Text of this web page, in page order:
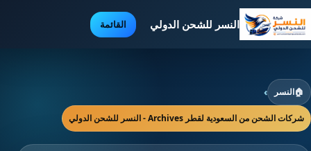
النسر للشحن الدولي القائمة
🏠النسر ›
شركات الشحن من السعودية لقطر Archives - النسر للشحن الدولي